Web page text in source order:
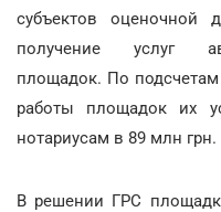
субъектов оценочной
получение услуг
площадок. По
работы площадок их
нотариусам в 89 млн грн.
В решении ГРС